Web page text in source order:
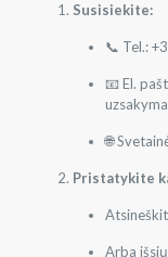
Susisiekite:
📞 Tel.:
📧 El.
🌐
Pristatykite
Arba